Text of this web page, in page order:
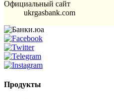
Официальный сайт
ukrgasbank.com
Продукты